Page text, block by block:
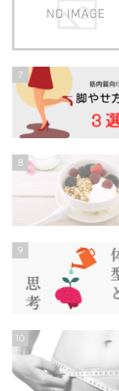
7
8
9
10